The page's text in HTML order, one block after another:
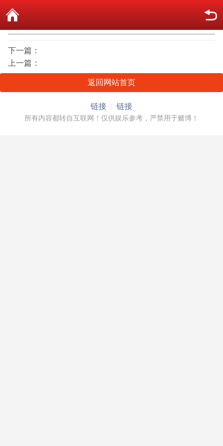
下一篇：
上一篇：
返回网站首页
链接 链接
所有内容都转自互联网！仅供娱乐参考，严禁用于赌博！